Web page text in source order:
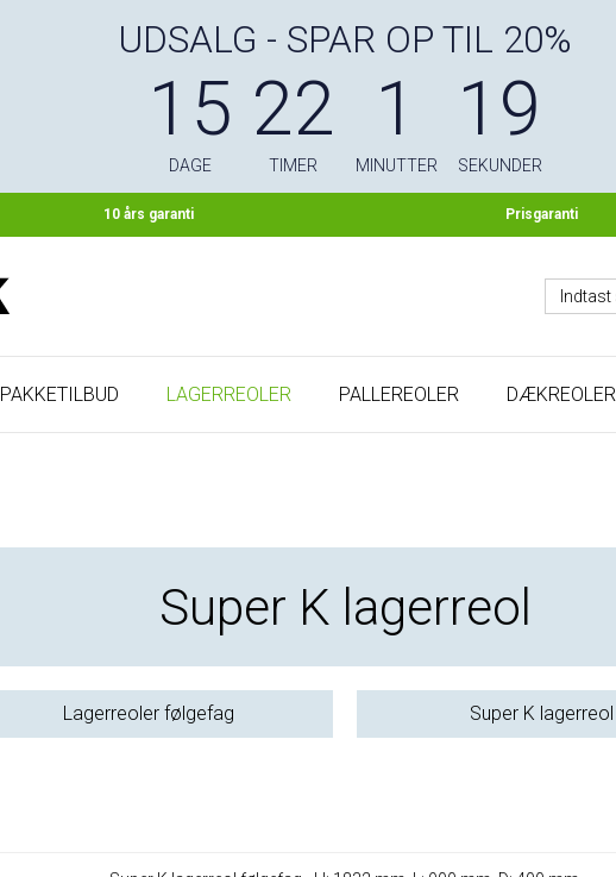
UDSALG - SPAR OP TIL 20%
15
DAGE
22
TIMER
1
MINUTTER
18
SEKUNDER
10 års garanti Prisgaranti
PAKKETILBUD LAGERREOLER PALLEREOLER DÆKREOLER
Super K lagerreol
Lagerreoler følgefag Super K lagerreol